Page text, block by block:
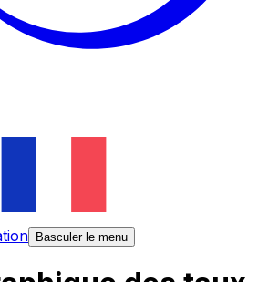
Basculer le menu